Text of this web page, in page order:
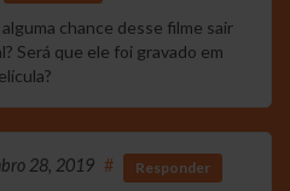
chance desse filme sair
Será que ele foi gravado em
28, 2019 # Responder